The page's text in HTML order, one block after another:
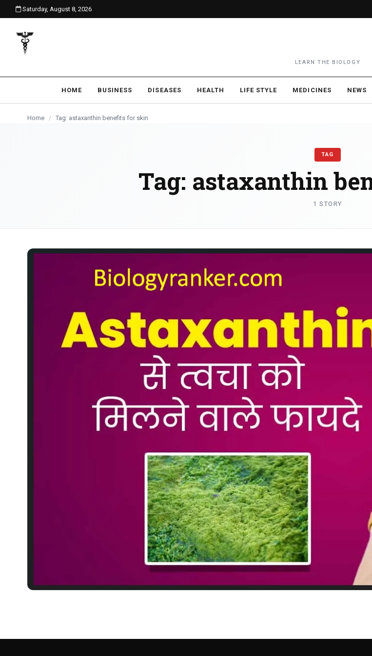
content
Saturday, August 8, 2026
LEARN THE BIOLOGY
HOME BUSINESS DISEASES HEALTH LIFE STYLE MEDICINES NEWS
Home / Tag: astaxanthin benefits for skin
TAG
Tag: astaxanthin
1 STORY